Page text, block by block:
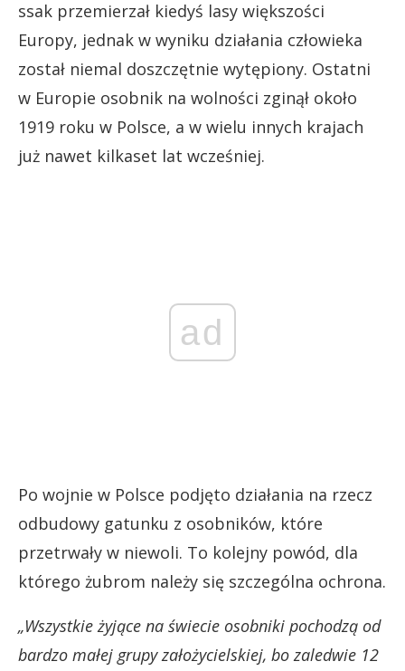
ssak przemierzał kiedyś lasy większości
Europy, jednak w wyniku działania człowieka
został niemal doszczętnie wytępiony. Ostatni
w Europie osobnik na wolności zginął około
1919 roku w Polsce, a w wielu innych krajach
już nawet kilkaset lat wcześniej.
ad
Po wojnie w Polsce podjęto działania na rzecz
odbudowy gatunku z osobników, które
przetrwały w niewoli. To kolejny powód, dla
którego żubrom należy się szczególna ochrona.
„Wszystkie żyjące na świecie osobniki pochodzą od
bardzo małej grupy założycielskiej, bo zaledwie 12